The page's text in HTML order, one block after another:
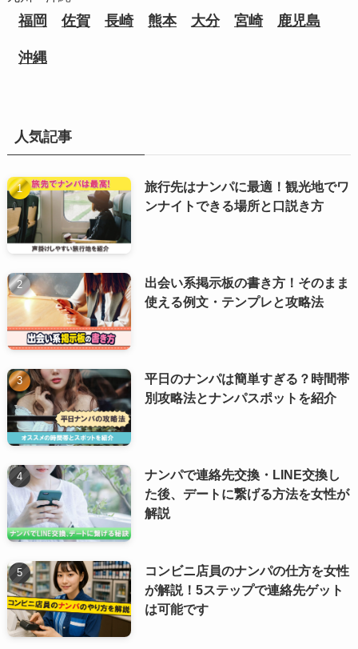
福岡 佐賀 長崎 熊本 大分 宮崎 鹿児島
沖縄
人気記事
旅行先はナンパに最適！観光地でワ
ンナイトできる場所と口説き方
出会い系掲示板の書き方！そのまま
使える例文・テンプレと攻略法
平日のナンパは簡単すぎる？時間帯
別攻略法とナンパスポットを紹介
ナンパで連絡先交換・LINE交換し
た後、デートに繋げる方法を女性が
解説
コンビニ店員のナンパの仕方を女性
が解説！5ステップで連絡先ゲット
は可能です